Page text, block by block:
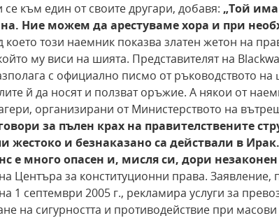
към един от своите другари, добавя: „Той има
Ние можем да арестуваме хора и при
което този наемник показва златен жетон на
му виси на шията. Представителят на
с официално писмо от ръководството
й да носят и ползват оръжие. А някои от
организирани от Министерството на
за пълен крах на правителствените
жестоко и безнаказано са действали в
е много опасен и, мисля си, дори незаконен
Центъра за конституционни права. Заявление,
1 септември 2005 г., рекламира услуги за
на сигурността и противодействие при